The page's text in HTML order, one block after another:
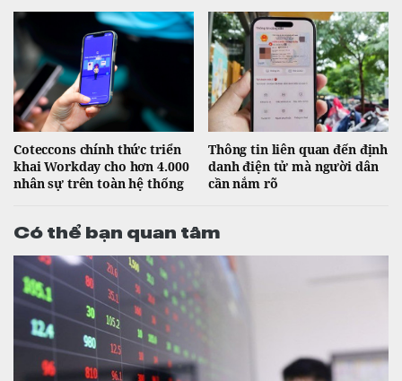
Coteccons chính thức triển
khai Workday cho hơn 4.000
nhân sự trên toàn hệ thống
Thông tin liên quan đến định
danh điện tử mà người dân
cần nắm rõ
Có thể bạn quan tâm